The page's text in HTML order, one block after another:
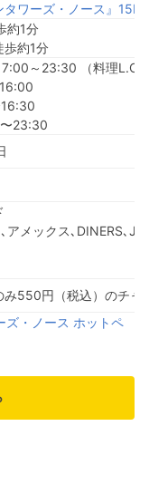
タワーズ・ノース』15F
約1分
歩約1分
～23:30 （料理L.O.
23:30
､アメックス､DINERS､
み550円（税込）のチャ
ズ・ノース ホットペ